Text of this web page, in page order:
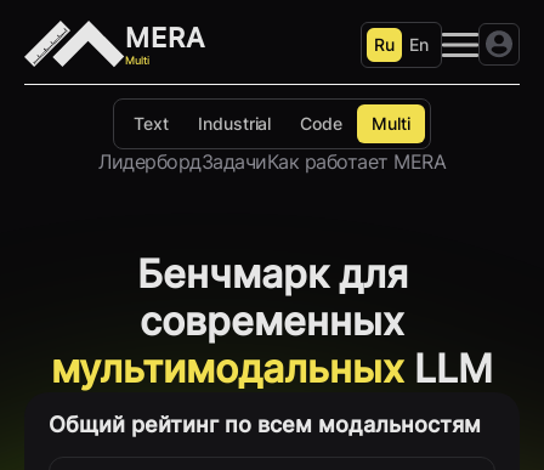
MERA
Multi
Text Industrial Code Multi
ЛидербордЗадачиКак работает MERA
Ru En
Бенчмарк для
современных
мультимодальных LLM
Общий рейтинг по всем модальностям